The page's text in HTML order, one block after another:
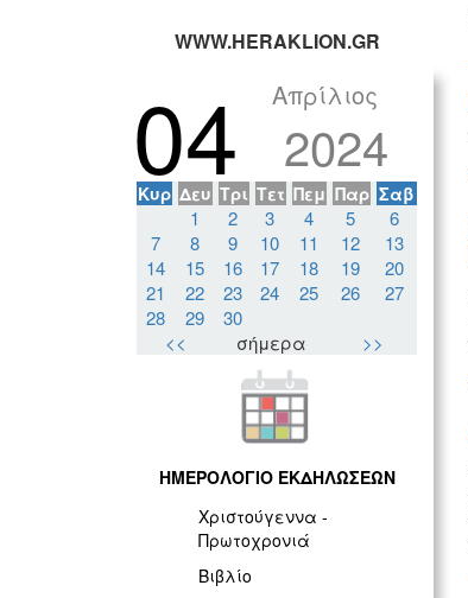
WWW.HERAKLION.GR
04 Απρίλιος
2024
Κυρ Δευ Τρι Τετ Πεμ Παρ Σαβ
1 2 3 4 5
6
7
8 9 10 11 12
13
14
15 16 17 18 19
20
21
22 23 24 25 26
27
28
29
30
<<
σήμερα >>
ΗΜΕΡΟΛΟΓΙΟ ΕΚΔΗΛΩΣΕΩΝ
Χριστούγεννα -
Πρωτοχρονιά
Βιβλίο